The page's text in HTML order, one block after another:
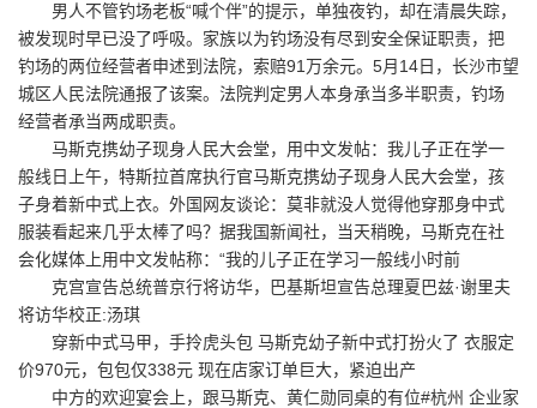
男人不管钓场老板“喊个伴”的提示，单独夜钓，却在清晨失踪，
被发现时早已没了呼吸。家族以为钓场没有尽到安全保证职责，把
钓场的两位经营者申述到法院，索赔91万余元。5月14日，长沙市望
城区人民法院通报了该案。法院判定男人本身承当多半职责，钓场
经营者承当两成职责。
马斯克携幼子现身人民大会堂，用中文发帖：我儿子正在学一
般线日上午，特斯拉首席执行官马斯克携幼子现身人民大会堂，孩
子身着新中式上衣。外国网友谈论：莫非就没人觉得他穿那身中式
服装看起来几乎太棒了吗？据我国新闻社，当天稍晚，马斯克在社
会化媒体上用中文发帖称：“我的儿子正在学习一般线小时前
克宫宣告总统普京行将访华，巴基斯坦宣告总理夏巴兹·谢里夫
将访华校正:汤琪
穿新中式马甲，手拎虎头包 马斯克幼子新中式打扮火了 衣服定
价970元，包包仅338元 现在店家订单巨大，紧迫出产
中方的欢迎宴会上，跟马斯克、黄仁勋同桌的有位#杭州 企业家